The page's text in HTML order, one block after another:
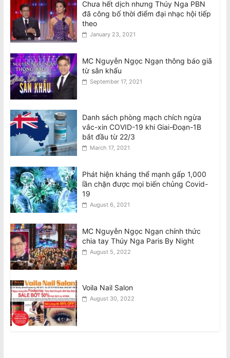
Chưa hết dịch nhưng Thúy Nga PBN
đã công bố thời điểm đại nhạc hội tiếp
theo
January 23, 2021
MC Nguyễn Ngọc Ngạn thông báo giã
từ sân khấu
September 17, 2021
Danh sách phòng mạch chích ngừa
vắc-xin COVID-19 khi Giai-Đoạn-1B
bắt đầu từ 22/3
March 17, 2021
Phát hiện kháng thể mạnh gấp 1,000
lần chặn được mọi biến chủng Covid-
19
August 6, 2021
MC Nguyễn Ngọc Ngạn chính thức
chia tay Thúy Nga Paris By Night
August 5, 2022
Voila Nail Salon
August 30, 2022